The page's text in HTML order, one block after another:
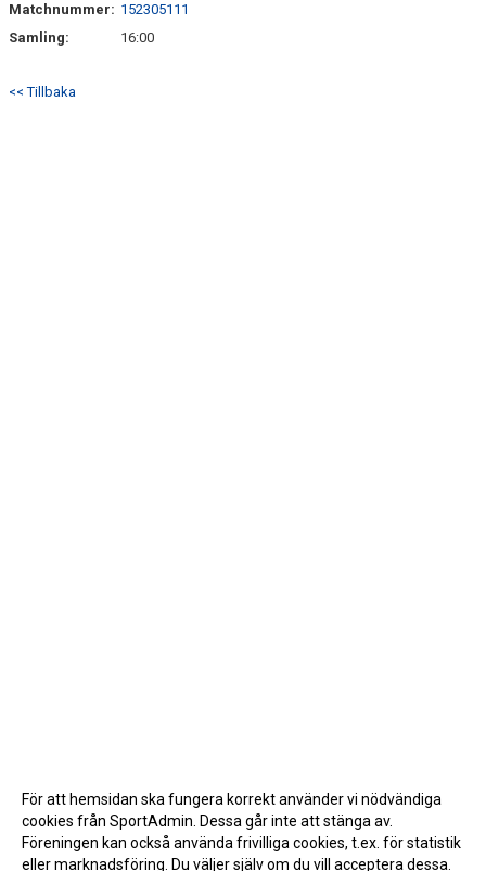
Matchnummer: 152305111
Samling:
16:00
<< Tillbaka
För att hemsidan ska fungera korrekt använder vi nödvändiga
cookies från SportAdmin. Dessa går inte att stänga av.
Föreningen kan också använda frivilliga cookies, t.ex. för statistik
eller marknadsföring. Du väljer själv om du vill acceptera dessa.